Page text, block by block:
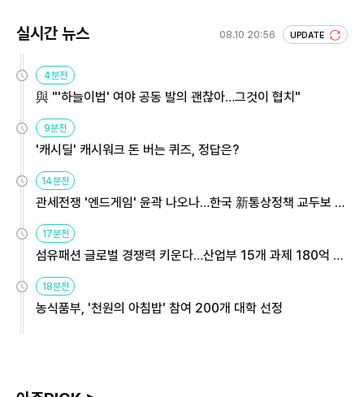
실시간 뉴스 08.10 20:56 UPDATE
4분전
與 "'하늘이법' 여야 공동 발의 괜찮아…그것이 협치"
9분전
'캐시딜' 캐시워크 돈 버는 퀴즈, 정답은?
14분전
관세전쟁 '엔드게임' 윤곽 나오나…한국 新통상정책 교두보 활
17분전
섬유패션 글로벌 경쟁력 키운다…산업부 15개 과제 180억 지
18분전
농식품부, '천원의 아침밥' 참여 200개 대학 선정